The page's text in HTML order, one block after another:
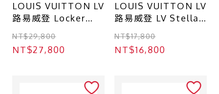
LOUIS VUITTON LV
路易威登 Locker
色 原花帆布 M83113
NT$29,800
NT$27,800
LOUIS VUITTON LV
路易威登 LV Stellar
金鍍金 M01283
NT$17,800
NT$16,800